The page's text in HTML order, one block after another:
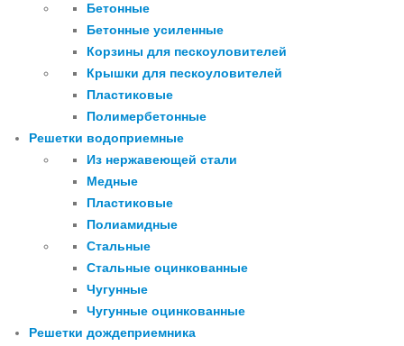
Бетонные
Бетонные усиленные
Корзины для пескоуловителей
Крышки для пескоуловителей
Пластиковые
Полимербетонные
Решетки водоприемные
Из нержавеющей стали
Медные
Пластиковые
Полиамидные
Стальные
Стальные оцинкованные
Чугунные
Чугунные оцинкованные
Решетки дождеприемника